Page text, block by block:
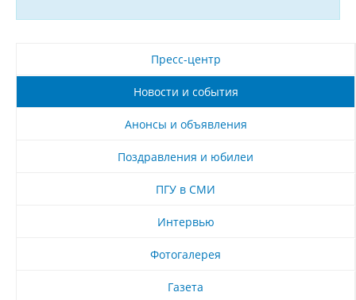
Пресс-центр
Новости и события
Анонсы и объявления
Поздравления и юбилеи
ПГУ в СМИ
Интервью
Фотогалерея
Газета